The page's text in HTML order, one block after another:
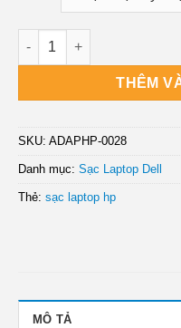
Sạc Laptop HP Probook
THÊM
SKU: ADAPHP-0028
Danh mục: Sạc Laptop Dell
Thẻ: sạc laptop hp
MÔ TẢ